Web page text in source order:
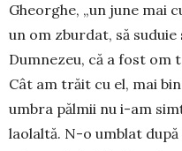
Gheorghe, „un june mai
un om zburdat, să
Dumnezeu, că a fost om
Cât am trăit cu el, mai
umbra pălmii nu i-am
laolaltă. N-o umblat